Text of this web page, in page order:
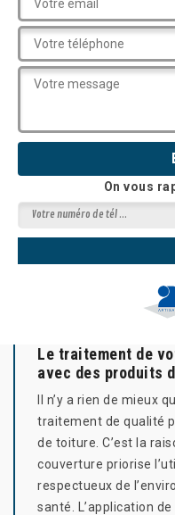
On vous
Le traitement de
avec des produits
Il n’y a rien de mieux
traitement de qualité
de toiture. C’est la
couverture priorise
respectueux de
santé. L’application